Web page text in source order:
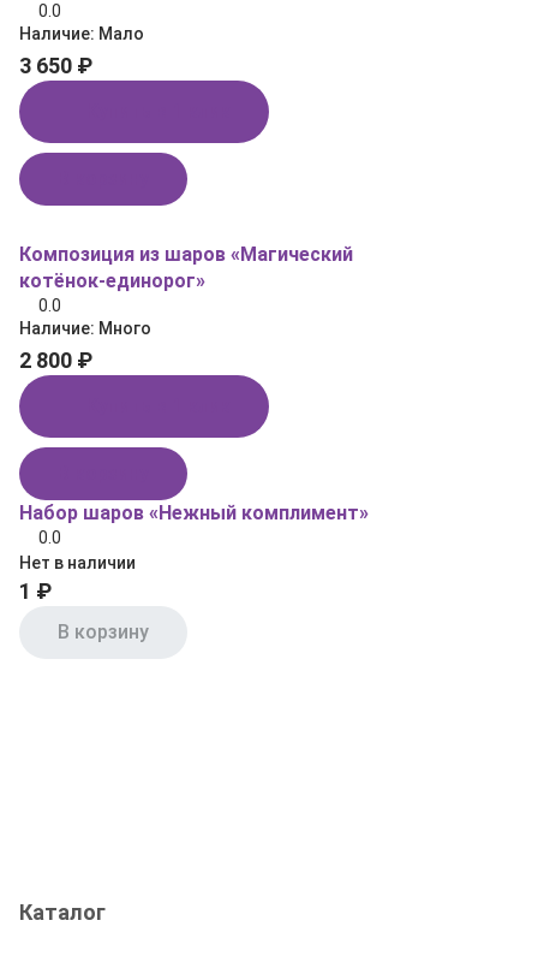
0.0
Наличие: Мало
3 650 ₽
Композиция из шаров «Магический
котёнок‑единорог»
0.0
Наличие: Много
2 800 ₽
Набор шаров «Нежный комплимент»
0.0
Нет в наличии
1 ₽
В корзину
Каталог